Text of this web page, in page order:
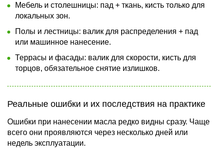
Мебель и столешницы: пад + ткань, кисть только для
локальных зон.
Полы и лестницы: валик для распределения + пад
или машинное нанесение.
Террасы и фасады: валик для скорости, кисть для
торцов, обязательное снятие излишков.
Реальные ошибки и их последствия на практике
Ошибки при нанесении масла редко видны сразу. Чаще
всего они проявляются через несколько дней или
недель эксплуатации.